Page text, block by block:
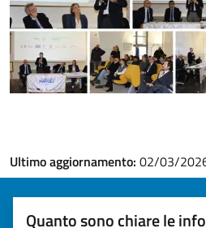
Ultimo aggiornamento: 02/03/
Quanto sono chiare le